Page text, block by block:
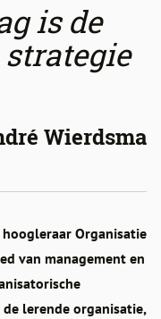
Wierdsma
is de
Organisatie
van management en
lerende organisatie,